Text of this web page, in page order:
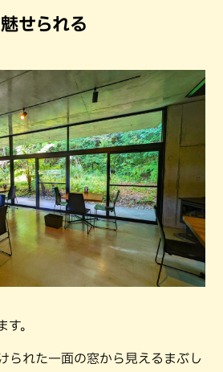
せられる
す。
られた一面の窓から見えるまぶし